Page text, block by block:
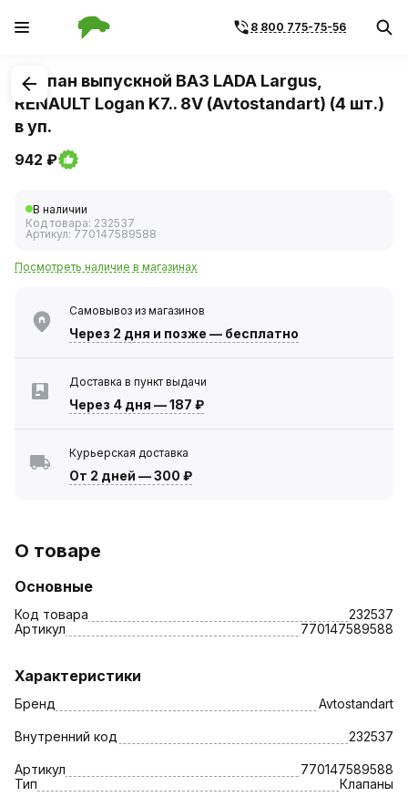
8 800 775-75-56
1/1
Клапан выпускной ВАЗ LADA Largus,
RENAULT Logan K7.. 8V (Avtostandart) (4 шт.)
в уп.
942 ₽
В наличии
Код товара: 232537
Артикул: 770147589588
Посмотреть наличие в магазинах
Самовывоз из магазинов
Через 2 дня и позже — бесплатно
Доставка в пункт выдачи
Через 4 дня —187 ₽
Курьерская доставка
От 2 дней —300 ₽
О товаре
Основные
Код товара
232537
Артикул
770147589588
Характеристики
Бренд Avtostandart
Внутренний код 232537
Артикул
770147589588
Тип
Клапаны